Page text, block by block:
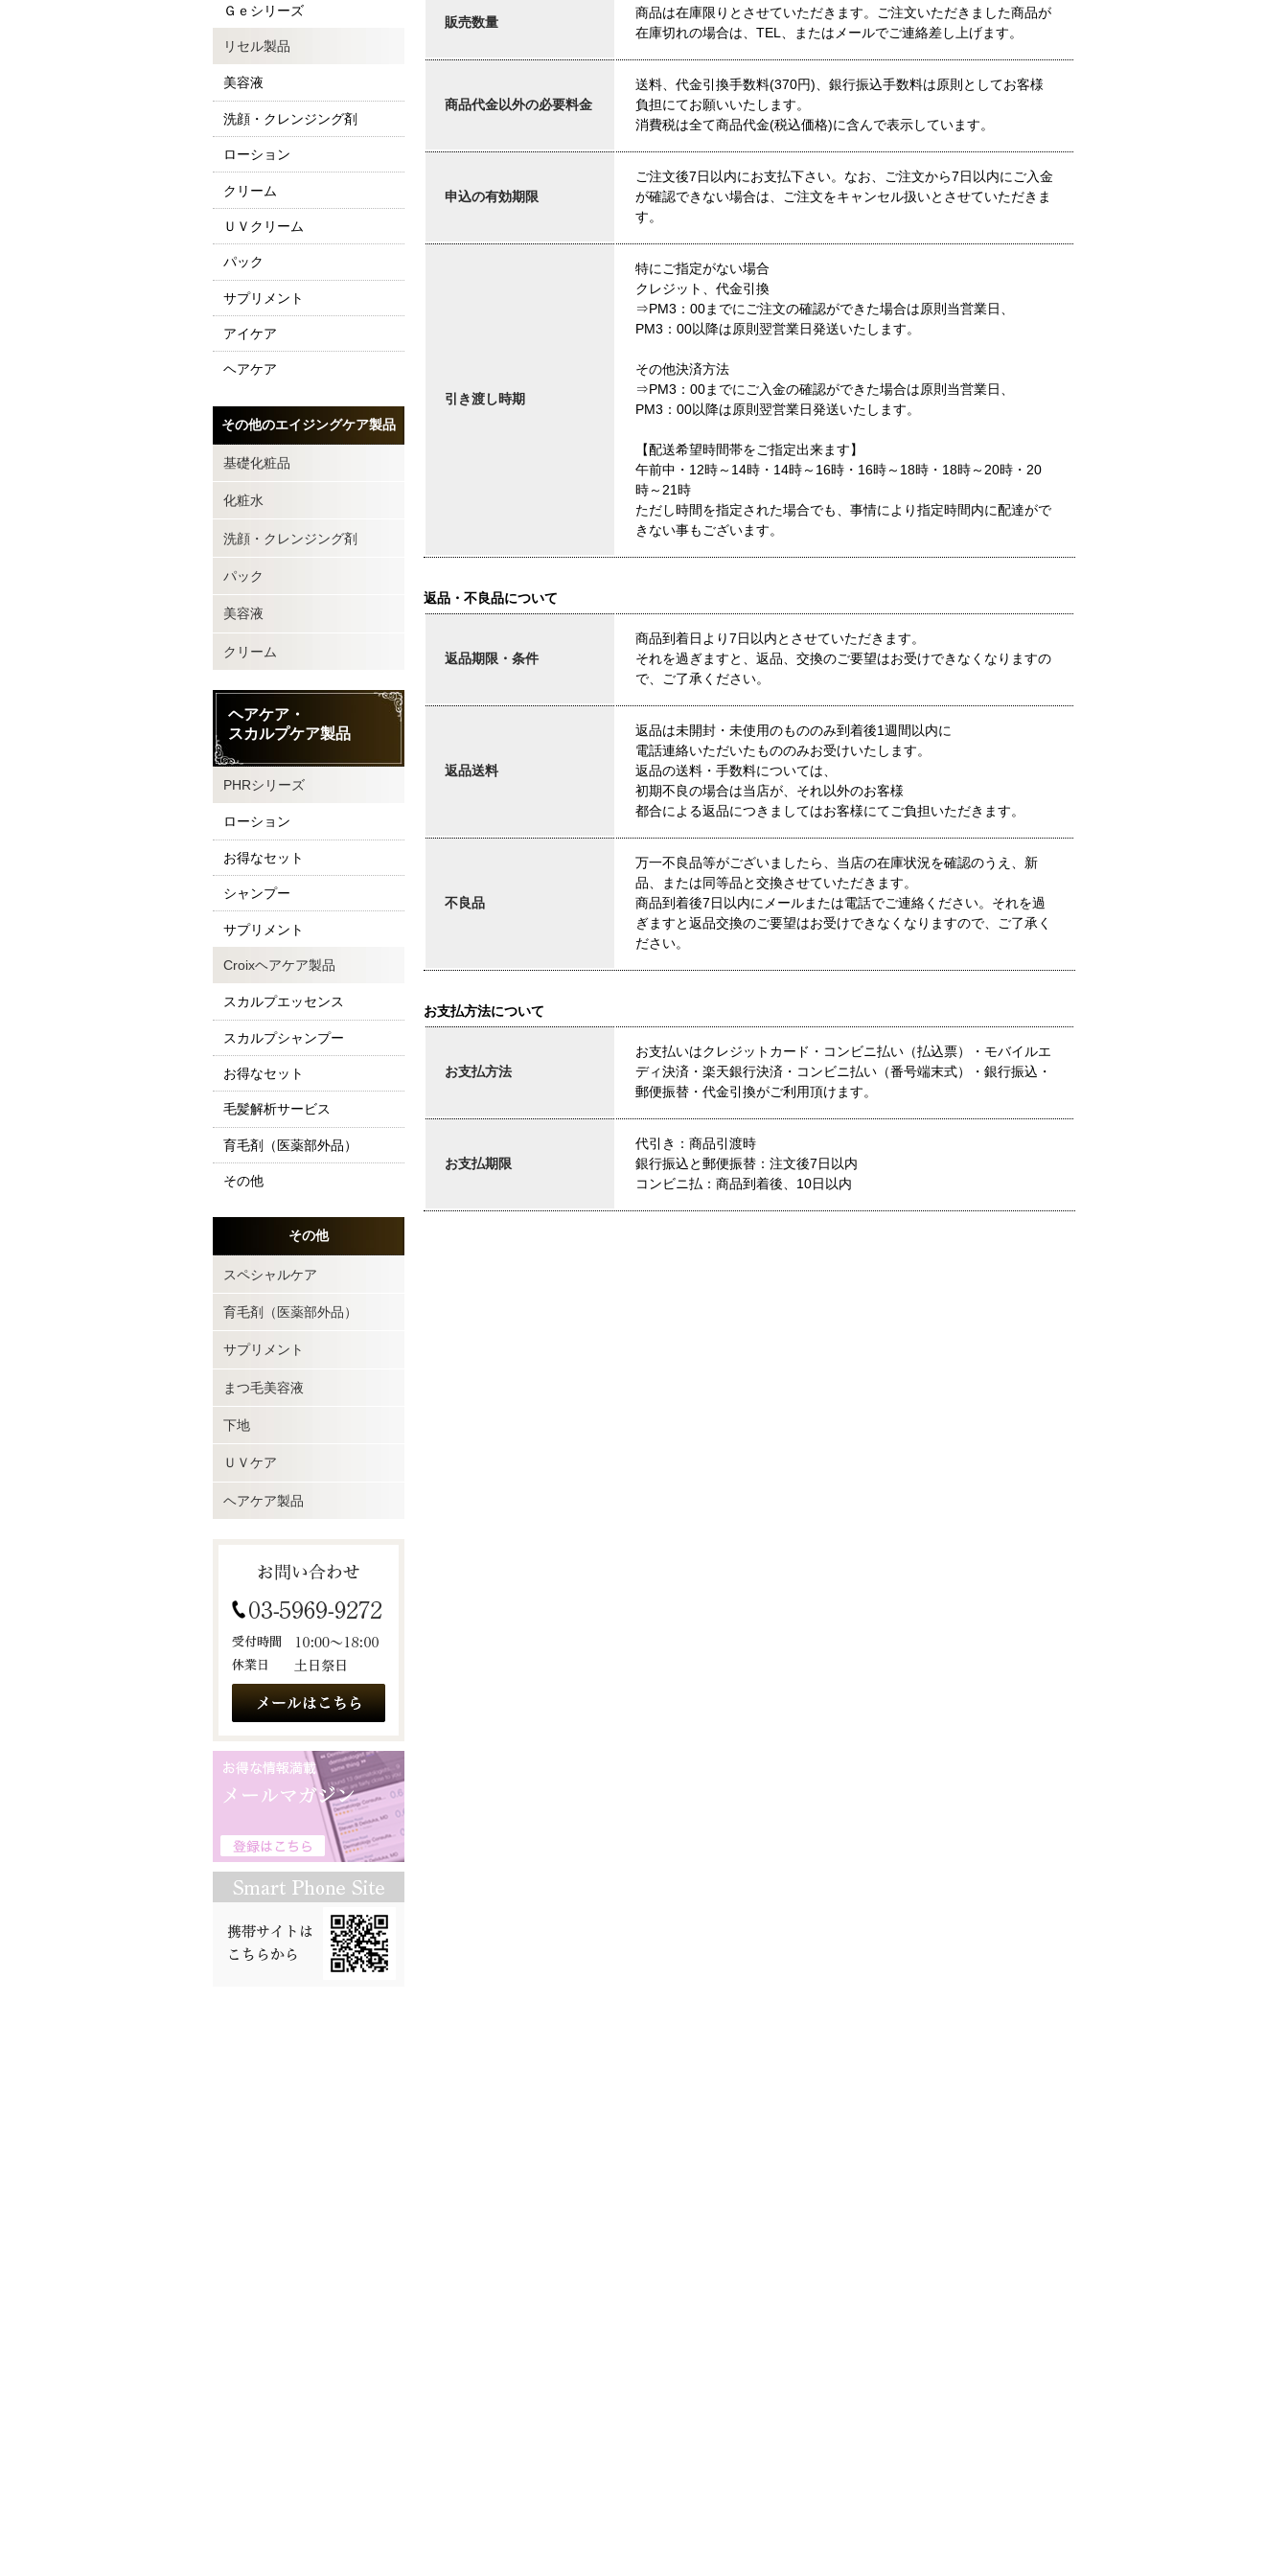
販売数量
商品は在庫限りとさせていただきます。ご注文いただきました商品が
在庫切れの場合は、TEL、またはメールでご連絡差し上げます。
商品代金以外の必要料金
送料、代金引換手数料(370円)、銀行振込手数料は原則としてお客様
負担にてお願いいたします。
消費税は全て商品代金(税込価格)に含んで表示しています。
申込の有効期限
ご注文後7日以内にお支払下さい。なお、ご注文から7日以内にご入金
が確認できない場合は、ご注文をキャンセル扱いとさせていただきま
す。
引き渡し時期
特にご指定がない場合
クレジット、代金引換
⇒PM3：00までにご注文の確認ができた場合は原則当営業日、
PM3：00以降は原則翌営業日発送いたします。
その他決済方法
⇒PM3：00までにご入金の確認ができた場合は原則当営業日、
PM3：00以降は原則翌営業日発送いたします。
【配送希望時間帯をご指定出来ます】
午前中・12時～14時・14時～16時・16時～18時・18時～20時・20
時～21時
ただし時間を指定された場合でも、事情により指定時間内に配達がで
きない事もございます。
返品・不良品について
返品期限・条件
商品到着日より7日以内とさせていただきます。
それを過ぎますと、返品、交換のご要望はお受けできなくなりますの
で、ご了承ください。
返品送料
返品は未開封・未使用のもののみ到着後1週間以内に
電話連絡いただいたもののみお受けいたします。
返品の送料・手数料については、
初期不良の場合は当店が、それ以外のお客様
都合による返品につきましてはお客様にてご負担いただきます。
不良品
万一不良品等がございましたら、当店の在庫状況を確認のうえ、新
品、または同等品と交換させていただきます。
商品到着後7日以内にメールまたは電話でご連絡ください。それを過
ぎますと返品交換のご要望はお受けできなくなりますので、ご了承く
ださい。
お支払方法について
お支払方法
お支払いはクレジットカード・コンビニ払い（払込票）・モバイルエ
ディ決済・楽天銀行決済・コンビニ払い（番号端末式）・銀行振込・
郵便振替・代金引換がご利用頂けます。
お支払期限
代引き：商品引渡時
銀行振込と郵便振替：注文後7日以内
コンビニ払：商品到着後、10日以内
Ｇｅシリーズ
リセル製品
美容液
洗顔・クレンジング剤
ローション
クリーム
ＵＶクリーム
パック
サプリメント
アイケア
ヘアケア
その他のエイジングケア製品
基礎化粧品
化粧水
洗顔・クレンジング剤
パック
美容液
クリーム
ヘアケア・
スカルプケア製品
PHRシリーズ
ローション
お得なセット
シャンプー
サプリメント
Croixヘアケア製品
スカルプエッセンス
スカルプシャンプー
お得なセット
毛髪解析サービス
育毛剤（医薬部外品）
その他
その他
スペシャルケア
育毛剤（医薬部外品）
サプリメント
まつ毛美容液
下地
ＵＶケア
ヘアケア製品